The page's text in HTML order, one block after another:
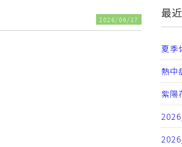
2026/06/17 最
夏季
熱中
紫陽